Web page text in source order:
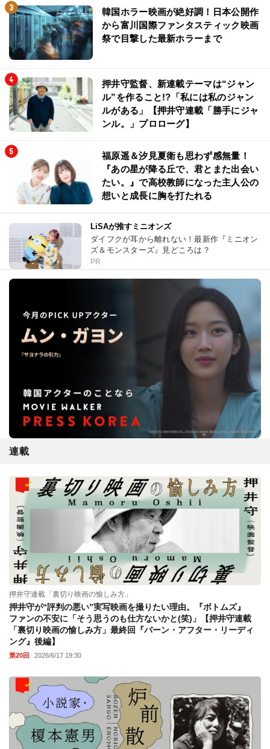
韓国ホラー映画が絶好調！日本公開作
から富川国際ファンタスティック映画
祭で目撃した最新ホラーまで
押井守監督、新連載テーマは“ジャン
ル”を作ること!?「私には私のジャン
ルがある」【押井守連載「勝手にジャ
ンル。」プロローグ】
福原遥＆汐見夏衛も思わず感無量！
『あの星が降る丘で、君とまた出会い
たい。』で高校教師になった主人公の
想いと成長に胸を打たれる
LiSAが推すミニオンズ
ダイフクが耳から離れない！最新作『ミニオン
ズ＆モンスターズ』見どころは？
PR
連載
押井守連載「裏切り映画の愉しみ方」
押井守が“評判の悪い”実写映画を撮りたい理由。『ボトムズ』
ファンの不安に「そう思うのも仕方ないかと(笑)」【押井守連載
「裏切り映画の愉しみ方」最終回『バーン・アフター・リーディ
ング』後編】
第20回 2026/6/17 19:30